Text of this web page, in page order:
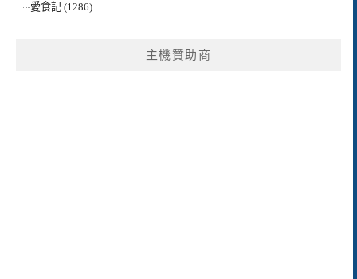
愛食記 (1286)
主機贊助商